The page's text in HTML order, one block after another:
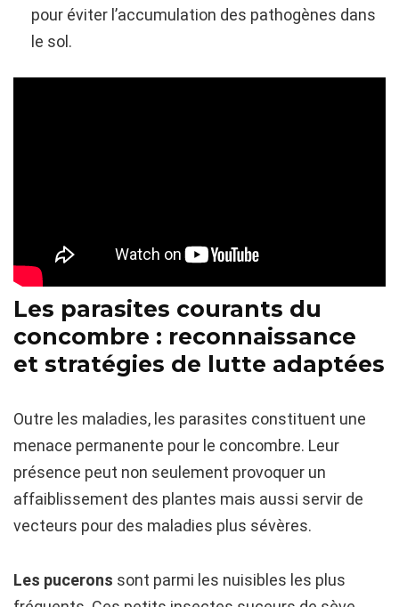
pour éviter l’accumulation des pathogènes dans
le sol.
Les parasites courants du
concombre : reconnaissance
et stratégies de lutte adaptées
Outre les maladies, les parasites constituent une
menace permanente pour le concombre. Leur
présence peut non seulement provoquer un
affaiblissement des plantes mais aussi servir de
vecteurs pour des maladies plus sévères.
Les pucerons sont parmi les nuisibles les plus